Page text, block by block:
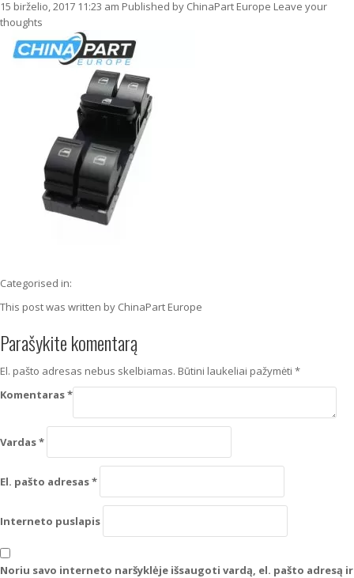
15 birželio, 2017 11:23 am Published by ChinaPart Europe Leave your
thoughts
Categorised in:
This post was written by ChinaPart Europe
Parašykite komentarą
El. pašto adresas nebus skelbiamas. Būtini laukeliai pažymėti *
Komentaras*
Vardas*
El. pašto adresas*
Interneto puslapis
Noriu savo interneto naršyklėje išsaugoti vardą, el. pašto adresą ir